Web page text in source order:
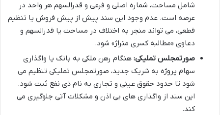
شامل مساحت، شماره اصلی و فرعی و قدرالسهم هر واحد در
عرصه است. عدم وجود این سند پیش از پیش فروش یا تنظیم
قطعی، می تواند منجر به اختلاف در مساحت یا قدرالسهم و
دعاوی «مطالبه کسری متراژ» شود.
صورتمجلس تملیکی: هنگام رهن ملکی به بانک یا واگذاری
سهام پروژه به شریک جدید، صورتمجلس تملیکی تنظیم می
شود تا حدود حقوق عینی و تجاری به نام ذی نفع ثبت شود.
این سند از واگذاری های بی اذن و مشکلات آتی جلوگیری می
کند.